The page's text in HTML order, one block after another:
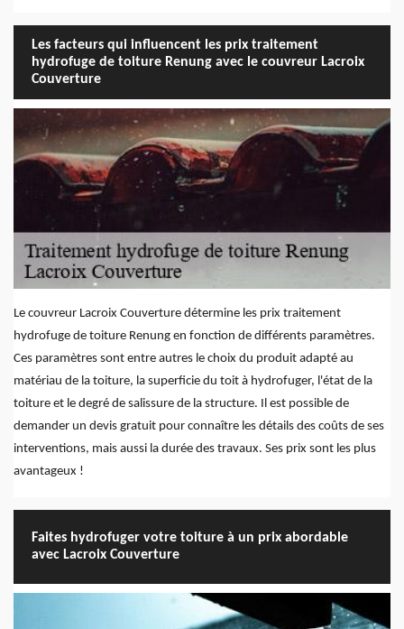
Les facteurs qui influencent les prix traitement
hydrofuge de toiture Renung avec le couvreur Lacroix
Couverture
Le couvreur Lacroix Couverture détermine les prix traitement
hydrofuge de toiture Renung en fonction de différents paramètres.
Ces paramètres sont entre autres le choix du produit adapté au
matériau de la toiture, la superficie du toit à hydrofuger, l'état de la
toiture et le degré de salissure de la structure. Il est possible de
demander un devis gratuit pour connaître les détails des coûts de ses
interventions, mais aussi la durée des travaux. Ses prix sont les plus
avantageux !
Faites hydrofuger votre toiture à un prix abordable
avec Lacroix Couverture